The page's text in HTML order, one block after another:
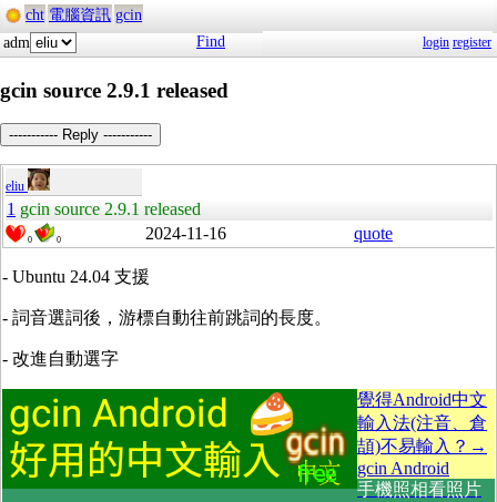
cht 電腦資訊 gcin
adm
Find login register
gcin source 2.9.1 released
----------- Reply -----------
eliu
1 gcin source 2.9.1 released
0 0 2024-11-16 quote
- Ubuntu 24.04 支援
- 詞音選詞後，游標自動往前跳詞的長度。
- 改進自動選字
覺得Android中文
輸入法(注音、倉
頡)不易輸入？→
gcin Android
手機照相看照片